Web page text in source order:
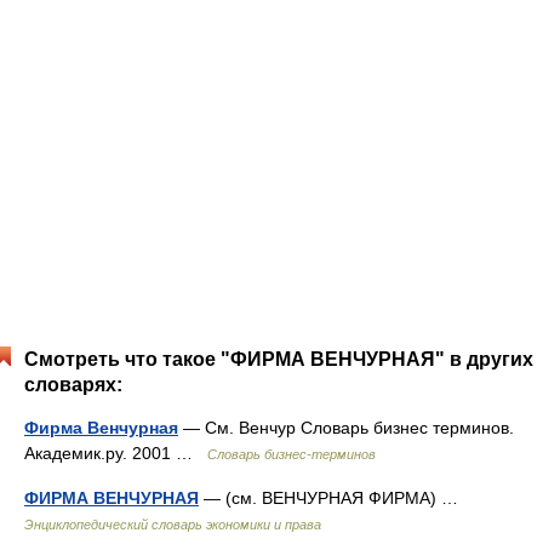
Смотреть что такое "ФИРМА ВЕНЧУРНАЯ" в других
словарях:
Фирма Венчурная — См. Венчур Словарь бизнес терминов.
Академик.ру. 2001 …
Словарь бизнес-терминов
ФИРМА ВЕНЧУРНАЯ — (см. ВЕНЧУРНАЯ ФИРМА) …
Энциклопедический словарь экономики и права